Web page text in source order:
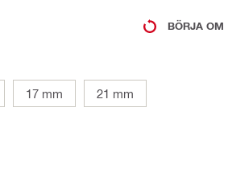
BÖRJA OM
17 mm 21 mm